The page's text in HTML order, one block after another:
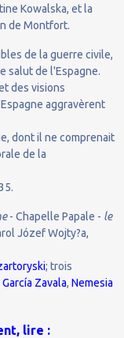
Kowalska, et la
de Montfort.
de la guerre civile,
salut de l'Espagne.
des visions
aggravèrent
dont il ne comprenait
de la
- Chapelle Papale - le
Józef Wojty?a,
; trois
Zavala, Nemesia
lire :